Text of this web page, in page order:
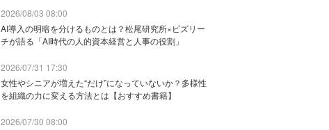
2026/08/03 08:00
AI導入の明暗を分けるものとは？松尾研究所×ビズリー
チが語る「AI時代の人的資本経営と人事の役割」
2026/07/31 17:30
女性やシニアが増えた“だけ”になっていないか？多様性
を組織の力に変える方法とは【おすすめ書籍】
2026/07/30 08:00